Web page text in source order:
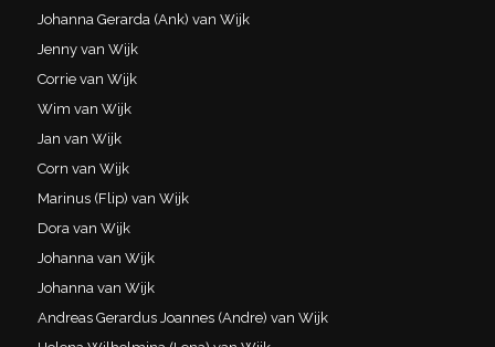
Johanna Gerarda (Ank) van Wijk
Jenny van Wijk
Corrie van Wijk
Wim van Wijk
Jan van Wijk
Corn van Wijk
Marinus (Flip) van Wijk
Dora van Wijk
Johanna van Wijk
Johanna van Wijk
Andreas Gerardus Joannes (Andre) van Wijk